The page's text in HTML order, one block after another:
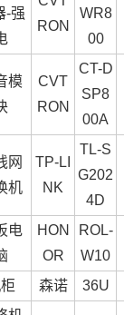
-强
RON
WR8
00
模
CVT
RON
CT-D
SP8
00A
网
机
TP-LI
NK
TL-S
G202
4D
电
HON
OR
ROL-
W10
森诺 36U